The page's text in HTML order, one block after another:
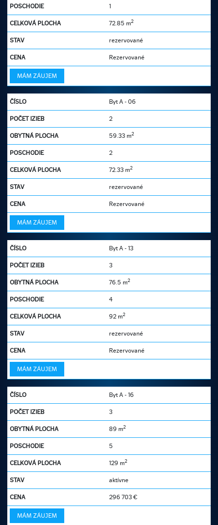
1
72.85 m2
rezervované
Rezervované
MÁM ZÁUJEM
Byt A - 06
2
59.33 m2
2
72.33 m2
rezervované
Rezervované
MÁM ZÁUJEM
Byt A - 13
3
76.5 m2
4
92 m2
rezervované
Rezervované
MÁM ZÁUJEM
Byt A - 16
3
89 m2
5
129 m2
aktívne
296 703 €
MÁM ZÁUJEM